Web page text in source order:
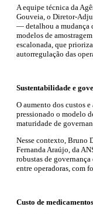
A equipe técnica da
Gouveia, o Diretor-
— detalhou a mudança
modelos de
escalonada, que
autorregulação das
Sustentabilidade e
O aumento dos custos
pressionado o modelo
maturidade de
Nesse contexto, Bruno
Fernanda Araújo, da
robustas de
entre operadoras, com
Custo de